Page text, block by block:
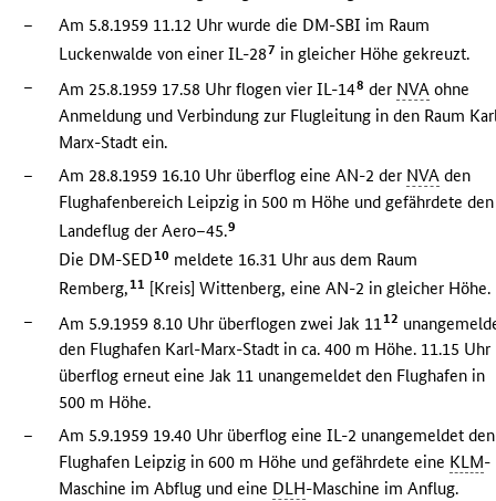
–
Am 5.8.1959 11.12 Uhr wurde die DM-SBI im Raum
Luckenwalde von einer IL-287 in gleicher Höhe gekreuzt.
–
Am 25.8.1959 17.58 Uhr flogen vier IL-148 der NVA ohne
Anmeldung und Verbindung zur Flugleitung in den Raum
Marx-Stadt ein.
–
Am 28.8.1959 16.10 Uhr überflog eine AN-2 der NVA den
Flughafenbereich Leipzig in 500 m Höhe und gefährdete den
Landeflug der Aero–45.9
Die DM-SED10 meldete 16.31 Uhr aus dem Raum
Remberg,11 [Kreis] Wittenberg, eine AN-2 in gleicher Höhe.
–
Am 5.9.1959 8.10 Uhr überflogen zwei Jak 11 12
den Flughafen Karl-Marx-Stadt in ca. 400 m Höhe. 11.15 Uhr
überflog erneut eine Jak 11 unangemeldet den Flughafen in
500 m Höhe.
–
Am 5.9.1959 19.40 Uhr überflog eine IL-2 unangemeldet den
Flughafen Leipzig in 600 m Höhe und gefährdete eine KLM-
Maschine im Abflug und eine DLH-Maschine im Anflug.